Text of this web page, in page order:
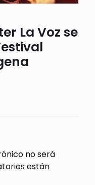
La Voz se
no será
están